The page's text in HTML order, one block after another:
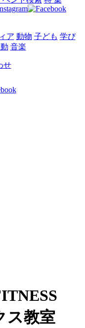
ア 動物 子ども 学び
音楽
せ
ス教室